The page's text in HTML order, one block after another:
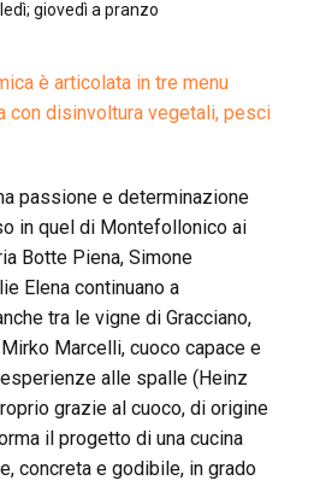
giovedì a pranzo
è articolata in tre menu
con disinvoltura vegetali, pesci
passione e determinazione
in quel di Montefollonico ai
Botte Piena, Simone
Elena continuano a
tra le vigne di Gracciano,
Marcelli, cuoco capace e
alle spalle (Heinz
grazie al cuoco, di origine
il progetto di una cucina
concreta e godibile, in grado